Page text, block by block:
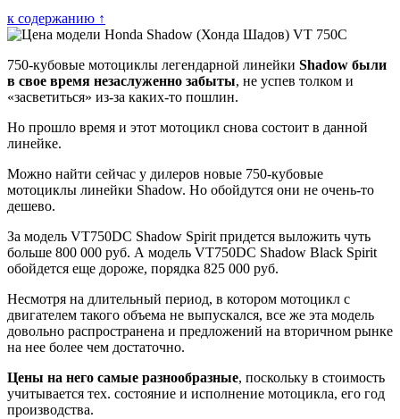
к содержанию ↑
750-кубовые мотоциклы легендарной линейки Shadow были
в свое время незаслуженно забыты, не успев толком и
«засветиться» из-за каких-то пошлин.
Но прошло время и этот мотоцикл снова состоит в данной
линейке.
Можно найти сейчас у дилеров новые 750-кубовые
мотоциклы линейки Shadow. Но обойдутся они не очень-то
дешево.
За модель VT750DC Shadow Spirit придется выложить чуть
больше 800 000 руб. А модель VT750DC Shadow Black Spirit
обойдется еще дороже, порядка 825 000 руб.
Несмотря на длительный период, в котором мотоцикл с
двигателем такого объема не выпускался, все же эта модель
довольно распространена и предложений на вторичном рынке
на нее более чем достаточно.
Цены на него самые разнообразные, поскольку в стоимость
учитывается тех. состояние и исполнение мотоцикла, его год
производства.